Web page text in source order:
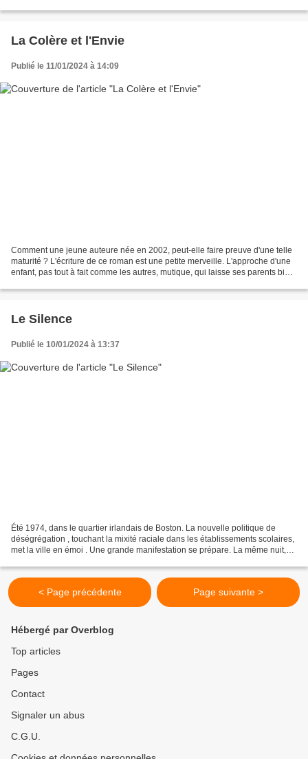
La Colère et l'Envie
Publié le 11/01/2024 à 14:09
Comment une jeune auteure née en 2002, peut-elle faire preuve d'une telle
maturité ? L'écriture de ce roman est une petite merveille. L'approche d'une
enfant, pas tout à fait comme les autres, mutique, qui laisse ses parents bien
Le Silence
Publié le 10/01/2024 à 13:37
Été 1974, dans le quartier irlandais de Boston. La nouvelle politique de
déségrégation , touchant la mixité raciale dans les établissements scolaires,
met la ville en émoi . Une grande manifestation se prépare. La même nuit,
< Page précédente Page suivante >
Hébergé par Overblog
Top articles
Pages
Contact
Signaler un abus
C.G.U.